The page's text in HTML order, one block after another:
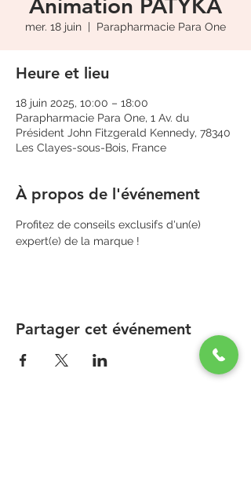
Animation PATYKA
mer. 18 juin
  |
Parapharmacie Para One
Heure et lieu
18 juin 2025, 10:00 – 18:00
Parapharmacie Para One, 1 Av. du
Président John Fitzgerald Kennedy, 78340
Les Clayes-sous-Bois, France
À propos de l'événement
Profitez de conseils exclusifs d'un(e)
expert(e) de la marque !
Partager cet événement